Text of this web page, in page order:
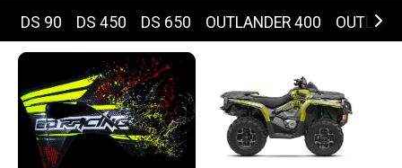
DS 90 DS 450 DS 650 OUTLANDER 400